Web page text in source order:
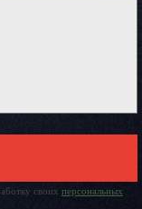
своих персональных